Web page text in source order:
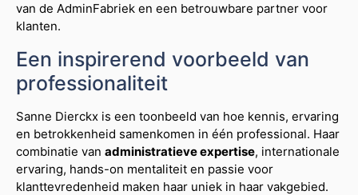
van de AdminFabriek en een betrouwbare partner voor
klanten.
Een inspirerend voorbeeld van
professionaliteit
Sanne Dierckx is een toonbeeld van hoe kennis, ervaring
en betrokkenheid samenkomen in één professional. Haar
combinatie van administratieve expertise, internationale
ervaring, hands-on mentaliteit en passie voor
klanttevredenheid maken haar uniek in haar vakgebied.